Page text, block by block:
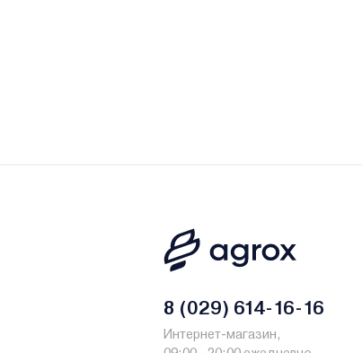
8 (029) 614-16-16
Интернет-магазин,